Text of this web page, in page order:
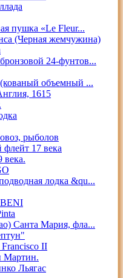
пушка «Le Fleur...
(Черная жемчужина)
24-фунтов...
объемный ...
1615
рыболов
17 века
века.
лодка &qu...
Санта Мария, фла...
II
Мартин.
Льягас